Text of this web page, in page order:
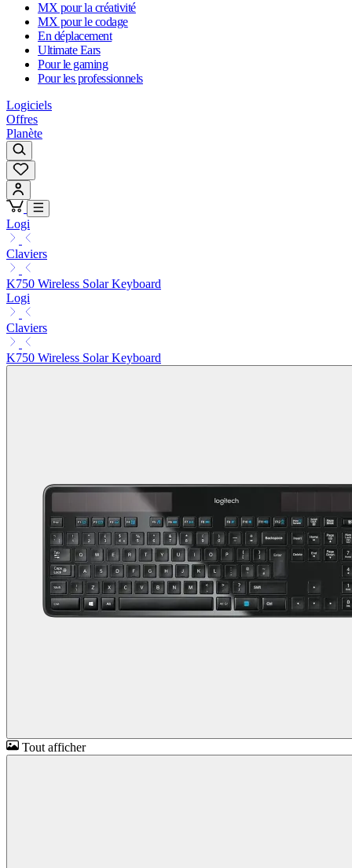
MX pour la créativité
MX pour le codage
En déplacement
Ultimate Ears
Pour le gaming
Pour les professionnels
Logiciels
Offres
Planète
Logi
Claviers
K750 Wireless Solar Keyboard
Logi
Claviers
K750 Wireless Solar Keyboard
Tout afficher